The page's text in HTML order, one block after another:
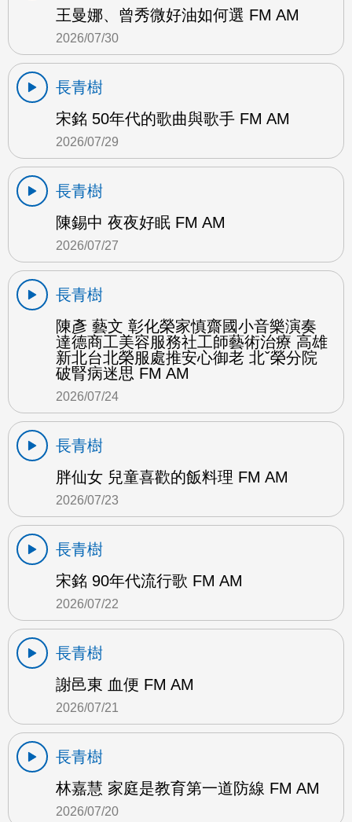
王曼娜、曾秀微好油如何選 FM AM
2026/07/30
長青樹
宋銘 50年代的歌曲與歌手 FM AM
2026/07/29
長青樹
陳錫中 夜夜好眠 FM AM
2026/07/27
長青樹
陳彥 藝文 彰化榮家慎齋國小音樂演奏
達德商工美容服務社工師藝術治療 高雄
新北台北榮服處推安心御老 北ˇ榮分院
破腎病迷思 FM AM
2026/07/24
長青樹
胖仙女 兒童喜歡的飯料理 FM AM
2026/07/23
長青樹
宋銘 90年代流行歌 FM AM
2026/07/22
長青樹
謝邑東 血便 FM AM
2026/07/21
長青樹
林嘉慧 家庭是教育第一道防線 FM AM
2026/07/20